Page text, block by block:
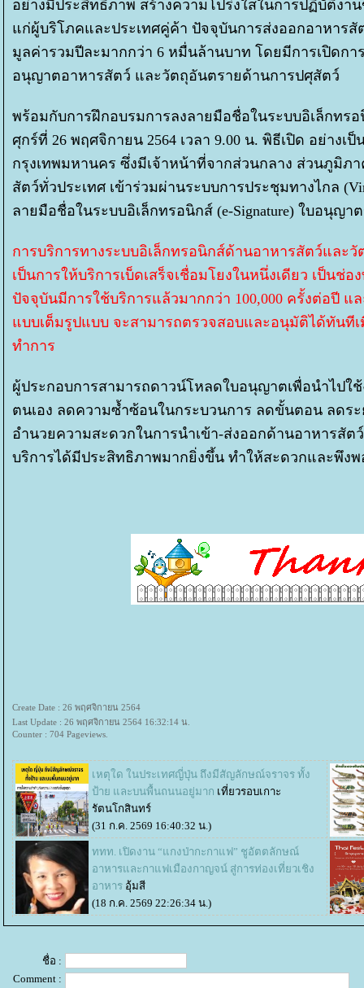
อย่างมีประสิทธิภาพ สร้างความโปร่งใสในการปฏิบัติงา
ก่ผู้บริโภคและประเทศคู่ค้า ปัจจุบันการส่งออกอาหารสั
มูลค่ารวมปีละมากกว่า 6 หมื่นล้านบาท โดยมีการเปิดกา
อนุญาตอาหารสัตว์ และวัตถุอันตรายด้านการปศุสัตว์
พร้อมกับการฝึกอบรมการลงลายมือชื่อในระบบอิเล็กท
ศุกร์ที่ 26 พฤศจิกายน 2564 เวลา 9.00 น. พิธีเปิด อย่าง
กรุงเทพมหานคร ซึ่งมีเจ้าหน้าที่จากส่วนกลาง ส่วนภูมิ
สัตว์ทั่วประเทศ เข้าร่วมผ่านระบบการประชุมทางไกล
ลายมือชื่อในระบบอิเล็กทรอนิกส์ (e-Signature) ใบอนุญ
การบริการทางระบบอิเล็กทรอนิกส์ด้านอาหารสัตว์และ
เป็นการให้บริการเบ็ดเสร็จเชื่อมโยงในหนึ่งเดียว เป็น
ปัจจุบันมีการใช้บริการแล้วมากกว่า 100,000 ครั้งต่อปี แ
บบเต็มรูปแบบ จะสามารถตรวจสอบและอนุมัติได้ทันทีเ
ทำการ
ผู้ประกอบการสามารถดาวน์โหลดใบอนุญาตเพื่อนำไปใ
ตนเอง ลดความซ้ำซ้อนในกระบวนการ ลดขั้นตอน ลดร
อำนวยความสะดวกในการนำเข้า-ส่งออกด้านอาหารสั
บริการได้มีประสิทธิภาพมากยิ่งขึ้น ทำให้สะดวกและพึง
Create Date : 26 พฤศจิกายน 2564
Last Update : 26 พฤศจิกายน 2564 16:32:14 น.
Counter : 704 Pageviews.
เหตุใด ในประเทศญี่ปุ่น ถึงมีสัญลักษณ์จราจร ทั้ง
ป้าย และบนพื้นถนนอยู่มาก เที่ยวรอบเกาะ
รัตนโกสินทร์
(31 ก.ค. 2569 16:40:32 น.)
ททท. เปิดงาน “แกงป่ากะกาแฟ” ชูอัตตลักษณ์
อาหารและกาแฟเมืองกาญจน์ สู่การท่องเที่ยวเชิง
อาหาร อุ้มสี
(18 ก.ค. 2569 22:26:34 น.)
ชื่อ :
Comment :